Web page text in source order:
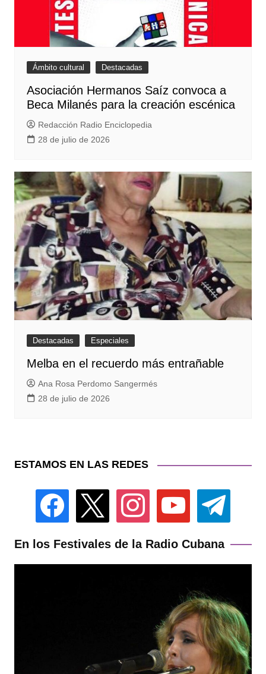
Ámbito cultural Destacadas
Asociación Hermanos Saíz convoca a
Beca Milanés para la creación escénica
Redacción Radio Enciclopedia
28 de julio de 2026
Destacadas Especiales
Melba en el recuerdo más entrañable
Ana Rosa Perdomo Sangermés
28 de julio de 2026
ESTAMOS EN LAS REDES
facebook instagram youtube telegram
En los Festivales de la Radio Cubana